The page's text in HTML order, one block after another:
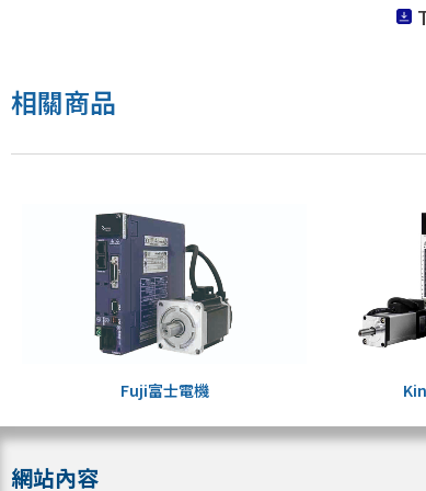
相關商品
Fuji富士電機
網站內容